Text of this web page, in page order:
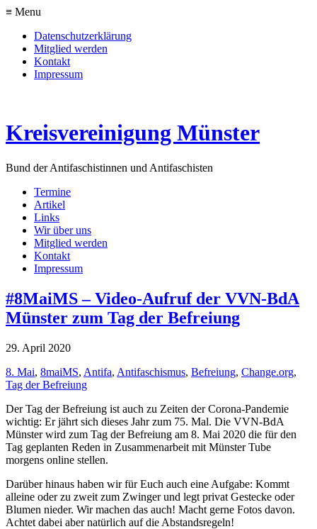
≡ Menu
Datenschutzerklärung
Mitglied werden
Kontakt
Impressum
Kreisvereinigung Münster
Bund der Antifaschistinnen und Antifaschisten
Termine
Artikel
Links
Wir über uns
Mitglied werden
Kontakt
Impressum
#8MaiMS – Video-Aufruf der VVN-BdA
Münster zum Tag der Befreiung
29. April 2020
8. Mai, 8maiMS, Antifa, Antifaschismus, Befreiung, Change.org,
Tag der Befreiung
Der Tag der Befreiung ist auch zu Zeiten der Corona-Pandemie
wichtig: Er jährt sich dieses Jahr zum 75. Mal. Die VVN-BdA
Münster wird zum Tag der Befreiung am 8. Mai 2020 die für den
Tag geplanten Reden in Zusammenarbeit mit Münster Tube
morgens online stellen.
Darüber hinaus haben wir für Euch auch eine Aufgabe: Kommt
alleine oder zu zweit zum Zwinger und legt privat Gestecke oder
Blumen nieder. Wir machen das auch! Macht gerne Fotos davon.
Achtet dabei aber natürlich auf die Abstandsregeln!